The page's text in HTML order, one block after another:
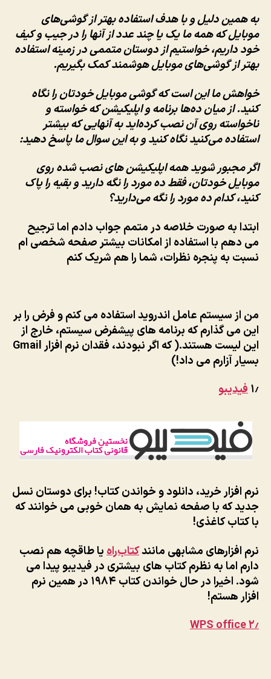
به همین دلیل و با هدف استفاده بهتر از گوشی‌های
موبایل که همه ما یک یا چند عدد از آنها را در جیب و کیف
خود داریم، خواستیم از دوستان متممی در زمینه استفاده
بهتر از گوشی‌های موبایل هوشمند کمک بگیریم.
خواهش ما این است که گوشی موبایل خودتان را نگاه
کنید. از میان ده‌ها برنامه‌ و اپلیکیشن که خواسته و
ناخواسته روی آن نصب کرده‌اید به آنهایی که بیشتر
استفاده می‌کنید نگاه کنید و به این سوال ما پاسخ دهید:
اگر مجبور شوید همه اپلیکیشن های نصب شده روی
موبایل خودتان،فقط ده موردرا نگه دارید و بقیه را پاک
کنید، کدام ده مورد را نگه می‌دارید؟
ابتدا به صورت خلاصه در متمم جواب دادم اما ترجیح
می دهم با استفاده از امکانات بیشتر صفحه شخصی ام
نسبت به پنجره نظرات، شما را هم شریک کنم
من از سیستم عامل اندروید استفاده می کنم و فرض را بر
این می گذارم که برنامه های پیشفرض سیستم، خارج از
این لیست هستند.( که اگر نبودند، فقدان نرم افزار Gmail
بسیار آزارم می داد!)
۱٫فیدیبو
نرم افزار خرید، دانلود و خواندن کتاب! برای دوستان نسل
جدید که با صفحه نمایش به همان خوبی می خوانند که
با کتاب کاغذی!
نرم افزارهای مشابهی مانندکتاب‌راهیا طاقچه هم نصب
دارم اما به نظرم کتاب های بیشتری در فیدیبو پیدا می
شود. اخیرا در حال خواندن کتاب ۱۹۸۴ در همین نرم
افزار هستم!
۲٫WPS office